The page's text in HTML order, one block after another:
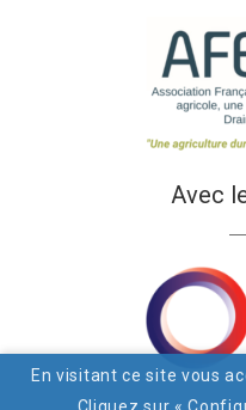
Avec
En visitant ce site vous